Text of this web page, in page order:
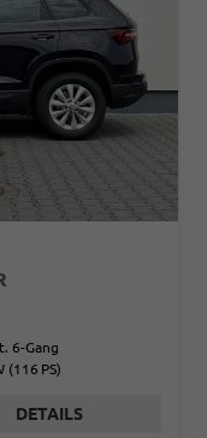
6-Gang
(116 PS)
DETAILS